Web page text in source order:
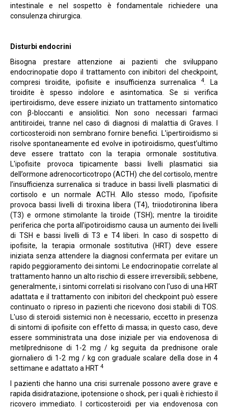
intestinale e nel sospetto è fondamentale richiedere una
consulenza chirurgica.
Disturbi endocrini
Bisogna prestare attenzione ai pazienti che sviluppano
endocrinopatie dopo il trattamento con inibitori del checkpoint,
compresi tiroidite, ipofisite e insufficienza surrenalica
4. La
tiroidite è spesso indolore e asintomatica. Se si verifica
ipertiroidismo, deve essere iniziato un trattamento sintomatico
con β-bloccanti e ansiolitici. Non sono necessari farmaci
antitiroidei, tranne nel caso di diagnosi di malattia di Graves. I
corticosteroidi non sembrano fornire benefici. L'ipertiroidismo si
risolve spontaneamente ed evolve in ipotiroidismo, quest’ultimo
deve essere trattato con la terapia ormonale sostitutiva.
L'ipofisite provoca tipicamente bassi livelli plasmatici sia
dell’ormone adrenocorticotropo (ACTH) che del cortisolo, mentre
l’insufficienza surrenalica si traduce in bassi livelli plasmatici di
cortisolo e un normale ACTH. Allo stesso modo, l'ipofisite
provoca bassi livelli di tiroxina libera (T4), triiodotironina libera
(T3) e ormone stimolante la tiroide (TSH); mentre la tiroidite
periferica che porta all'ipotiroidismo causa un aumento dei livelli
di TSH e bassi livelli di T3 e T4 liberi. In caso di sospetto di
ipofisite, la terapia ormonale sostitutiva (HRT) deve essere
iniziata senza attendere la diagnosi confermata per evitare un
rapido peggioramento dei sintomi. Le endocrinopatie correlate al
trattamento hanno un alto rischio di essere irreversibili; sebbene,
generalmente, i sintomi correlati si risolvano con l'uso di una HRT
adattata e il trattamento con inibitori del checkpoint può essere
continuato o ripreso in pazienti che ricevono dosi stabili di TOS.
L'uso di steroidi sistemici non è necessario, eccetto in presenza
di sintomi di ipofisite con effetto di massa; in questo caso, deve
essere somministrata una dose iniziale per via endovenosa di
metilprednisone di 1-2 mg / kg seguita da prednisone orale
giornaliero di 1-2 mg / kg con graduale scalare della dose in 4
settimane e adattato a HRT 4
I pazienti che hanno una crisi surrenale possono avere grave e
rapida disidratazione, ipotensione o shock, per i quali è richiesto il
ricovero immediato. I corticosteroidi per via endovenosa con